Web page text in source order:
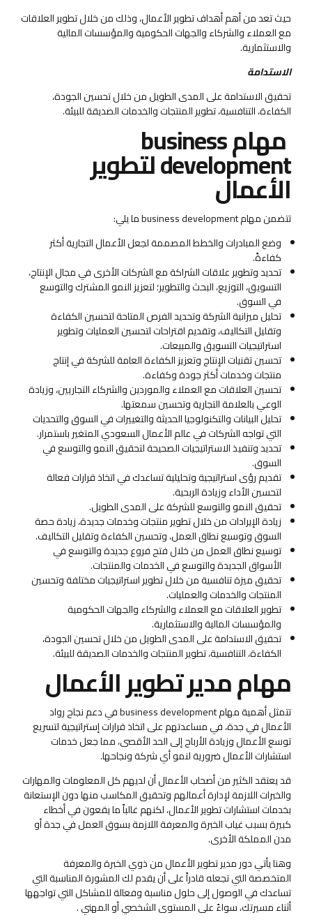
حيث تعد من أهم أهداف تطوير الأعمال، وذلك من خلال تطوير العلاقات
مع العملاء والشركاء والجهات الحكومية والمؤسسات المالية
والاستثمارية.
الاستدامة
تحقيق الاستدامة على المدى الطويل من خلال تحسين الجودة،
الكفاءة، التنافسية، تطوير المنتجات والخدمات الصديقة للبيئة.
مهام business
development لتطوير
الأعمال
تتضمن مهام business development ما يلي:
وضع المبادرات والخطط المصممة لجعل الأعمال التجارية أكثر
كفاءةً.
تحديد وتطوير علاقات الشراكة مع الشركات الأخرى في مجال الإنتاج،
التسويق، التوزيع، البحث والتطوير؛ لتعزيز النمو المشترك والتوسع
في السوق.
تحليل ميزانية الشركة وتحديد الفرص المتاحة لتحسين الكفاءة
وتقليل التكاليف، وتقديم اقتراحات لتحسين العمليات وتطوير
استراتيجيات التسويق والمبيعات.
تحسين تقنيات الإنتاج وتعزيز الكفاءة العامة للشركة في إنتاج
منتجات وخدمات أكثر جودة وكفاءة.
تحسين العلاقات مع العملاء والموردين والشركاء التجاريين، وزيادة
الوعي بالعلامة التجارية وتحسين سمعتها.
تحليل البيانات والتكنولوجيا الحديثة والتغييرات في السوق والتحديات
التي تواجه الشركات في عالم الأعمال السعودي المتغير باستمرار.
تحديد وتنفيذ الاستراتيجيات الصحيحة لتحقيق النمو والتوسع في
السوق.
تقديم رؤى استراتيجية وتحليلية تساعدك في اتخاذ قرارات فعالة
لتحسين الأداء وزيادة الربحية.
تحقيق النمو والتوسع للشركة على المدى الطويل.
زيادة الإيرادات من خلال تطوير منتجات وخدمات جديدة، زيادة حصة
السوق وتوسيع نطاق العمل، وتحسين الكفاءة وتقليل التكاليف.
توسيع نطاق العمل من خلال فتح فروع جديدة والتوسع في
الأسواق الجديدة والتوسع في الخدمات والمنتجات.
تحقيق ميزة تنافسية من خلال تطوير استراتيجيات مختلفة وتحسين
المنتجات والخدمات والعمليات.
تطوير العلاقات مع العملاء والشركاء والجهات الحكومية
والمؤسسات المالية والاستثمارية.
تحقيق الاستدامة على المدى الطويل من خلال تحسين الجودة،
الكفاءة، التنافسية، تطوير المنتجات والخدمات الصديقة للبيئة.
مهام مدير تطوير الأعمال
تتمثل أهمية مهام business development في دعم نجاح رواد
الأعمال في جدة، في مساعدتهم على اتخاذ قرارات إستراتيجية لتسريع
توسع الأعمال وزيادة الأرباح إلى الحد الأقصى، مما جعل خدمات
استشارات الأعمال ضرورية لنمو أي شركة ونجاحها.
قد يعتقد الكثير من أصحاب الأعمال أن لديهم كل المعلومات والمهارات
والخبرات اللازمة لإدارة أعمالهم وتحقيق المكاسب منها دون الإستعانة
بخدمات استشارات تطوير الأعمال، لكنهم غالباً ما يقعون في أخطاء
كبيرة بسبب غياب الخبرة والمعرفة اللازمة بسوق العمل في جدة أو
مدن المملكة الأخرى.
وهنا يأتي دور مدير تطوير الأعمال من ذوي الخبرة والمعرفة
المتخصصة التي تجعله قادراً على أن يقدم لك المشورة المناسبة التي
تساعدك في الوصول إلى حلول مناسبة وفعالة للمشاكل التي تواجهها
أثناء مسيرتك، سواءً على المستوى الشخصي أو المهني .